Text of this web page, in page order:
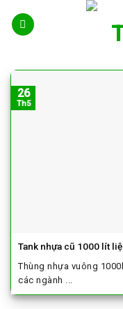
Tank nhựa cũ 1000 lít
Thùng nhựa vuông
các ngành ...
26
Th5